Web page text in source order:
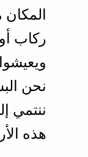
ركاب
نحن
ننتمي
هذه